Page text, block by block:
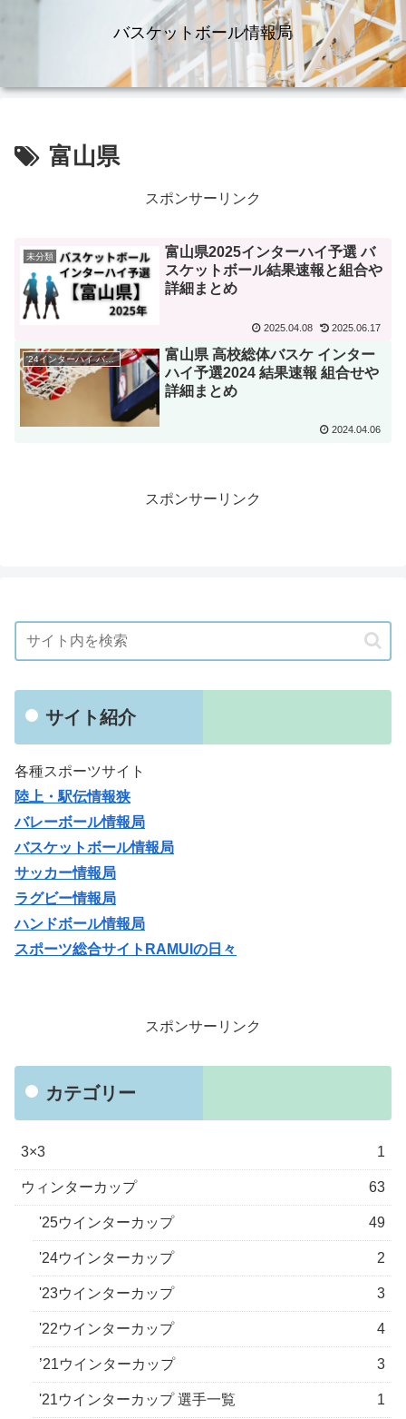
バスケットボール情報局
富山県
スポンサーリンク
未分類
富山県2025インターハイ予選 バ
スケットボール結果速報と組合や
詳細まとめ
2025.04.08 2025.06.17
'24インターハイ バスケ
富山県 高校総体バスケ インター
ハイ予選2024 結果速報 組合せや
詳細まとめ
2024.04.06
スポンサーリンク
サイト紹介
各種スポーツサイト
陸上・駅伝情報狭
バレーボール情報局
バスケットボール情報局
サッカー情報局
ラグビー情報局
ハンドボール情報局
スポーツ総合サイトRAMUIの日々
スポンサーリンク
カテゴリー
3×3 1
ウィンターカップ 63
'25ウインターカップ 49
'24ウインターカップ 2
'23ウインターカップ 3
'22ウインターカップ 4
’21ウインターカップ 3
'21ウインターカップ 選手一覧 1